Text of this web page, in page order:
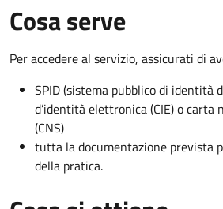
Cosa serve
Per accedere al servizio, assicurati di
SPID (sistema pubblico di identità
d’identità elettronica (CIE) o carta
(CNS)
tutta la documentazione prevista
della pratica.